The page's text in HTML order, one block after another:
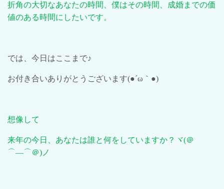
折角の大切なあなたの時間、僕はその時間、成婚までの価
値のある時間にしたいです。
では、今日はここまで♪
お付き合いありがとうございます(●´ω ｀ ●)
想像して
来年の今日、あなたは誰と何をしていますか？ヾ(＠
⌒―⌒＠) ノ